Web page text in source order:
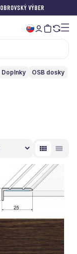
OBROVSKÝ VÝBER
Doplnky OSB dosky